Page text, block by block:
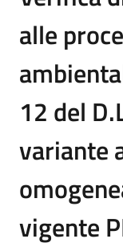
alle
12 del
variante
vigente